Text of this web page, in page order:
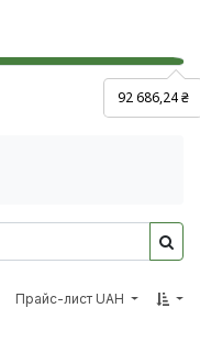
92 686,24 ₴
Прайс-лист UAH